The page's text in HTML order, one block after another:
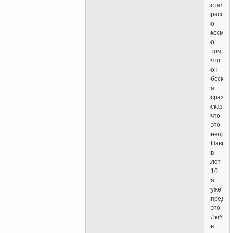
стали
о
о
том,
что
он
я
сразу
что
это
в
лет
10
я
уже
это.
Любил
в